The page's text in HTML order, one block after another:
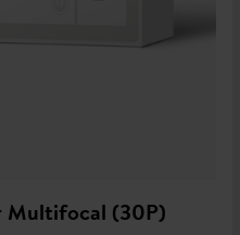
Multifocal (30P)